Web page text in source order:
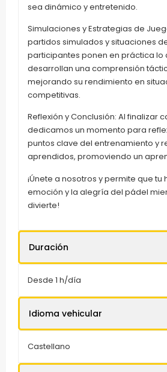
sea dinámico y entretenido.
Simulaciones y Estrategias de
partidos simulados y situaciones
participantes ponen en práctica lo
desarrollan una comprensión
mejorando su rendimiento en
competitivas.
Reflexión y Conclusión: Al finalizar
dedicamos un momento para
puntos clave del entrenamiento y
aprendidos, promoviendo un
¡Únete a nosotros y permite que tu
emoción y la alegría del pádel
divierte!
Duración
Desde 1 h/día
Idioma vehicular
Castellano